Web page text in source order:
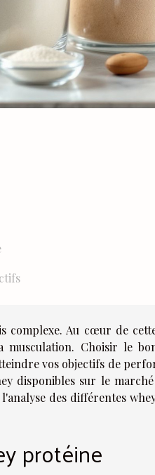
Au cœur de
musculation. Choisir le
vos objectifs de
disponibles sur le
des différentes
protéine